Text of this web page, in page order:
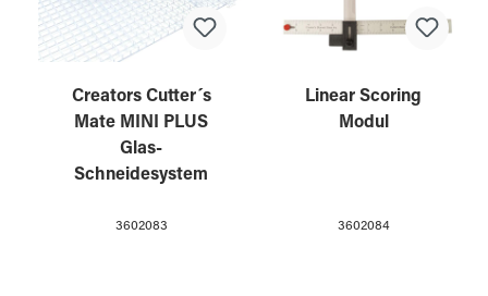
Creators Cutter´s
Mate MINI PLUS
Glas-
Schneidesystem
3602083
Linear Scoring
Modul
3602084